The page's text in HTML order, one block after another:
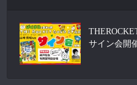
サイン会開